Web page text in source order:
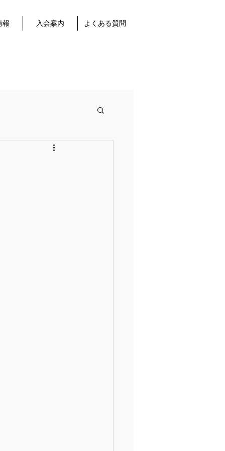
報 入会案内 よくある質問